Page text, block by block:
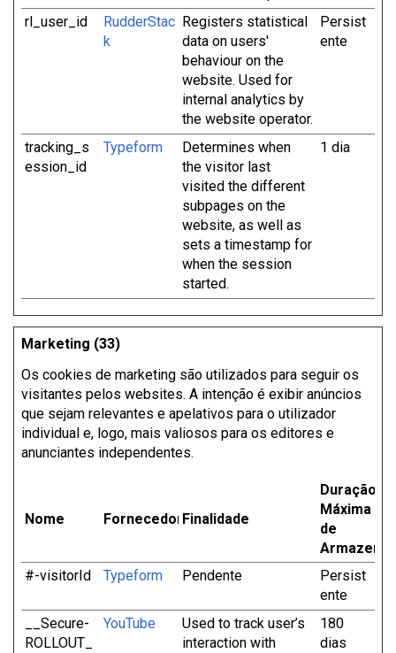
rl_user_id
RudderStac
k
Registers statistical
data on users'
behaviour on the
website. Used for
internal analytics by
the website operator.
Persist
ente
tracking_s
ession_id
Typeform
Determines when
the visitor last
visited the different
subpages on the
website, as well as
sets a timestamp for
when the session
started.
1 dia
Marketing (33)
Os cookies de marketing são utilizados ​​para seguir os
visitantes pelos websites. A intenção é exibir anúncios
que sejam relevantes e apelativos para o utilizador
individual e, logo, mais valiosos para os editores e
anunciantes independentes.
Nome Fornecedor Finalidade
Duração
Máxima
de
#-visitorId
Typeform Pendente
Persist
ente
__Secure-
ROLLOUT_
YouTube
Used to track user’s
interaction with
180
dias